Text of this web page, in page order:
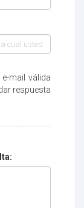
mail válida
respuesta